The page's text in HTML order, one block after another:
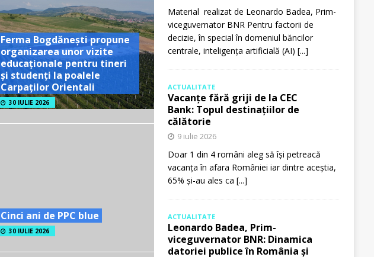
Ferma Bogdănești propune
organizarea unor vizite
educaționale pentru tineri
și studenți la poalele
Carpaților Orientali
30 IULIE 2026
Cinci ani de PPC blue
30 IULIE 2026
Material realizat de Leonardo Badea, Prim-
viceguvernator BNR Pentru factorii de
decizie, în special în domeniul băncilor
centrale, inteligența artificială (AI) [...]
ACTUALITATE
Vacanțe fără griji de la CEC
Bank: Topul destinațiilor de
călătorie
9 iulie 2026
Doar 1 din 4 români aleg să își petreacă
vacanța în afara României iar dintre aceștia,
65% și-au ales ca [...]
ACTUALITATE
Leonardo Badea, Prim-
viceguvernator BNR: Dinamica
datoriei publice în România și